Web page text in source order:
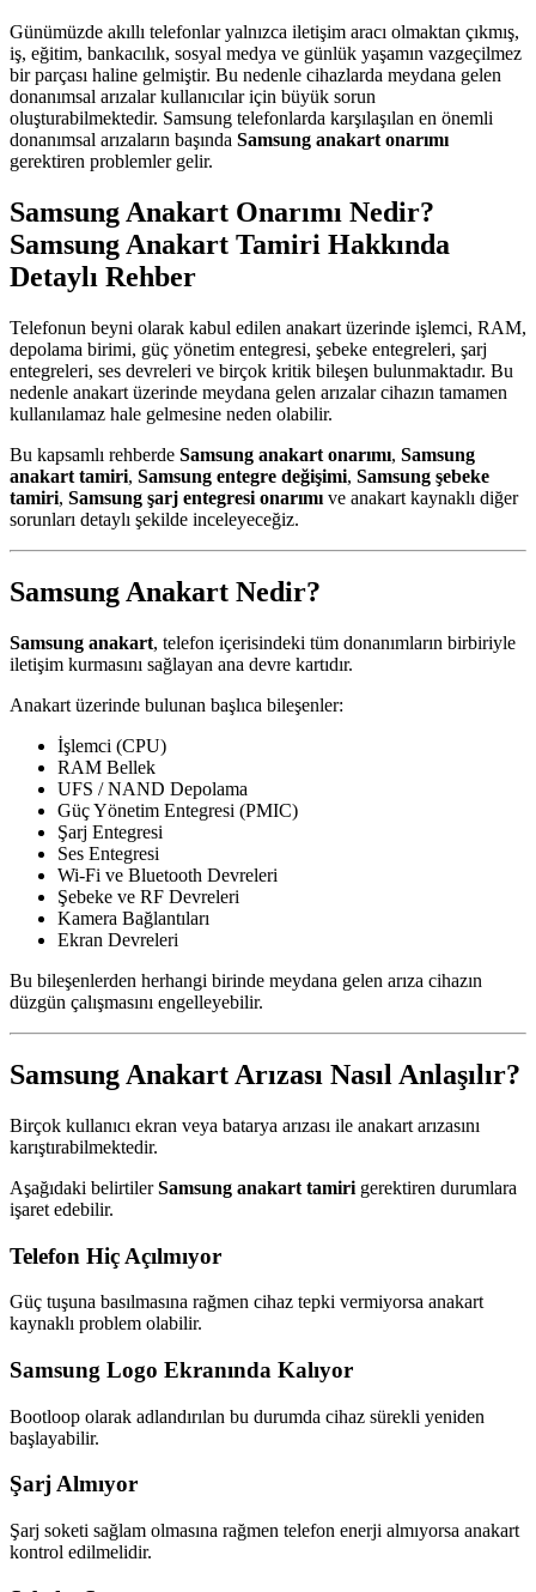
Günümüzde akıllı telefonlar yalnızca iletişim aracı olmaktan çıkmış,
iş, eğitim, bankacılık, sosyal medya ve günlük yaşamın vazgeçilmez
bir parçası haline gelmiştir. Bu nedenle cihazlarda meydana gelen
donanımsal arızalar kullanıcılar için büyük sorun
oluşturabilmektedir. Samsung telefonlarda karşılaşılan en önemli
donanımsal arızaların başında Samsung anakart onarımı
gerektiren problemler gelir.
Samsung Anakart Onarımı Nedir?
Samsung Anakart Tamiri Hakkında
Detaylı Rehber
Telefonun beyni olarak kabul edilen anakart üzerinde işlemci, RAM,
depolama birimi, güç yönetim entegresi, şebeke entegreleri, şarj
entegreleri, ses devreleri ve birçok kritik bileşen bulunmaktadır. Bu
nedenle anakart üzerinde meydana gelen arızalar cihazın tamamen
kullanılamaz hale gelmesine neden olabilir.
Bu kapsamlı rehberde Samsung anakart onarımı, Samsung
anakart tamiri, Samsung entegre değişimi, Samsung şebeke
tamiri, Samsung şarj entegresi onarımı ve anakart kaynaklı diğer
sorunları detaylı şekilde inceleyeceğiz.
Samsung Anakart Nedir?
Samsung anakart, telefon içerisindeki tüm donanımların birbiriyle
iletişim kurmasını sağlayan ana devre kartıdır.
Anakart üzerinde bulunan başlıca bileşenler:
İşlemci (CPU)
RAM Bellek
UFS / NAND Depolama
Güç Yönetim Entegresi (PMIC)
Şarj Entegresi
Ses Entegresi
Wi-Fi ve Bluetooth Devreleri
Şebeke ve RF Devreleri
Kamera Bağlantıları
Ekran Devreleri
Bu bileşenlerden herhangi birinde meydana gelen arıza cihazın
düzgün çalışmasını engelleyebilir.
Samsung Anakart Arızası Nasıl Anlaşılır?
Birçok kullanıcı ekran veya batarya arızası ile anakart arızasını
karıştırabilmektedir.
Aşağıdaki belirtilerSamsung anakart tamiri gerektiren durumlara
işaret edebilir.
Telefon Hiç Açılmıyor
Güç tuşuna basılmasına rağmen cihaz tepki vermiyorsa anakart
kaynaklı problem olabilir.
Samsung Logo Ekranında Kalıyor
Bootloop olarak adlandırılan bu durumda cihaz sürekli yeniden
başlayabilir.
Şarj Almıyor
Şarj soketi sağlam olmasına rağmen telefon enerji almıyorsa anakart
kontrol edilmelidir.